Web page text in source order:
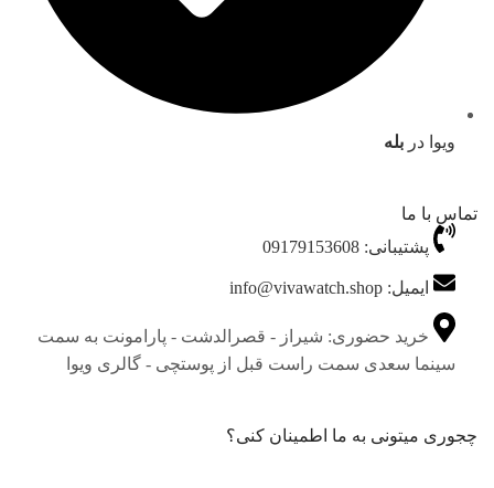
ویوا در بله
تماس با ما
پشتیبانی: 09179153608
ایمیل: info@vivawatch.shop
خرید حضوری: شیراز - قصرالدشت - پارامونت به سمت
سینما سعدی سمت راست قبل از پوستچی - گالری ویوا
چجوری میتونی به ما اطمینان کنی؟